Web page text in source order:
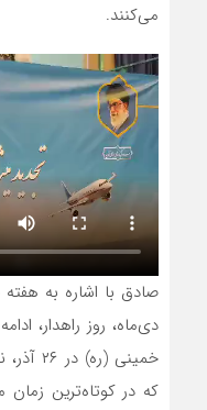
می‌کنند.
دی‌ماه، روز راهدار،
خمینی
که در کوتاه‌ترین زمان